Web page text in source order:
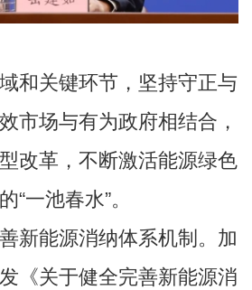
和关键环节，坚持守正与
市场与有为政府相结合，
改革，不断激活能源绿色
“一池春水”。
新能源消纳体系机制。加
《关于健全完善新能源消